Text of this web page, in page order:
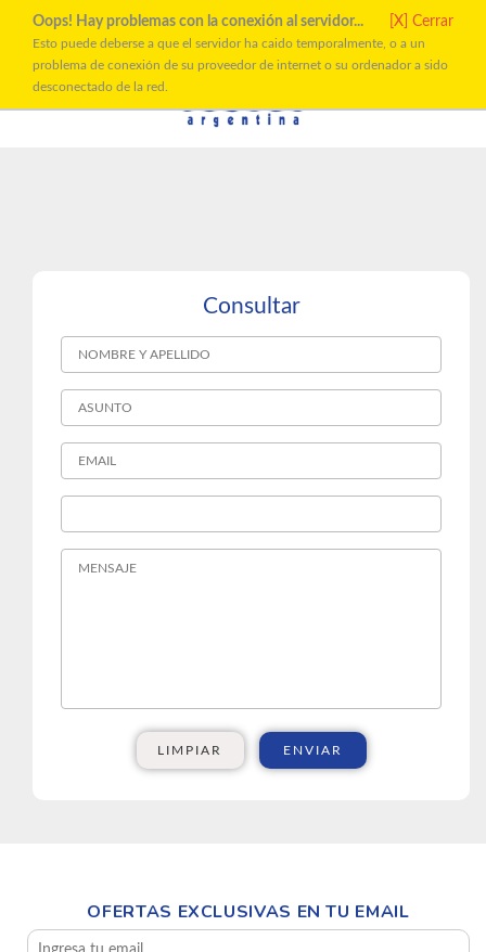
DÓLAR:$ EURO/USD:
Consultar
LIMPIAR ENVIAR
OFERTAS EXCLUSIVAS EN TU EMAIL
[X] Cerrar
Oops! Hay problemas con la conexión al servidor...
Esto puede deberse a que el servidor ha caido temporalmente, o a un
problema de conexión de su proveedor de internet o su ordenador a sido
desconectado de la red.